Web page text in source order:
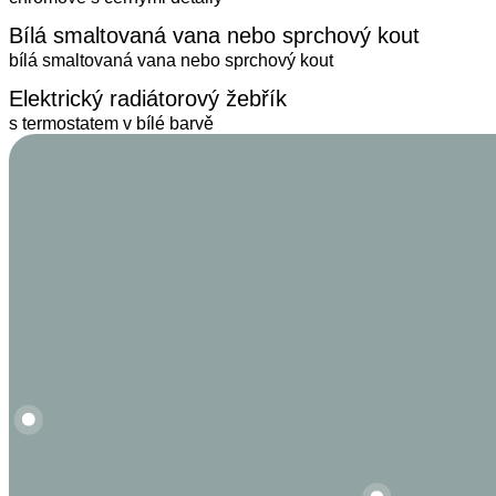
Bílá smaltovaná vana nebo sprchový kout
bílá smaltovaná vana nebo sprchový kout
Elektrický radiátorový žebřík
s termostatem v bílé barvě